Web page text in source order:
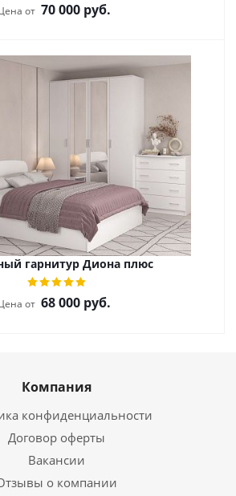
от 70 000 руб.
гарнитур Диона плюс
от 68 000 руб.
Компания
конфиденциальности
Договор оферты
Вакансии
о компании